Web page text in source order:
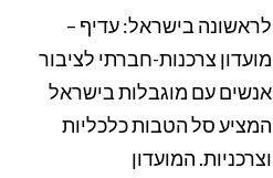
לראשונה בישראל: עדיף –
מועדון צרכנות-חברתי לציבור
אנשים עם מוגבלות בישראל
המציע סל הטבות כלכליות
וצרכניות. המועדון